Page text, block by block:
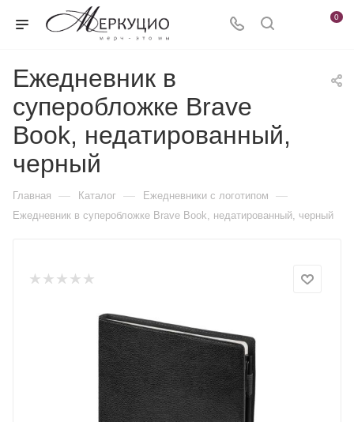
0
Ежедневник в
суперобложке Brave
Book, недатированный,
черный
Главная — Каталог — Ежедневники c логотипом —
Ежедневник в суперобложке Brave Book, недатированный, черный